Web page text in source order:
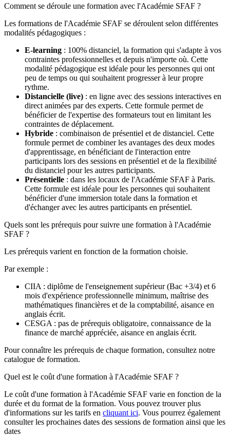
Comment se déroule une formation avec l'Académie SFAF ?
Les formations de l'Académie SFAF se déroulent selon différentes
modalités pédagogiques :
E-learning : 100% distanciel, la formation qui s'adapte à vos
contraintes professionnelles et depuis n'importe où. Cette
modalité pédagogique est idéale pour les personnes qui ont
peu de temps ou qui souhaitent progresser à leur propre
rythme.
Distancielle (live) : en ligne avec des sessions interactives en
direct animées par des experts. Cette formule permet de
bénéficier de l'expertise des formateurs tout en limitant les
contraintes de déplacement.
Hybride : combinaison de présentiel et de distanciel. Cette
formule permet de combiner les avantages des deux modes
d'apprentissage, en bénéficiant de l'interaction entre
participants lors des sessions en présentiel et de la flexibilité
du distanciel pour les autres participants.
Présentielle : dans les locaux de l'Académie SFAF à Paris.
Cette formule est idéale pour les personnes qui souhaitent
bénéficier d'une immersion totale dans la formation et
d'échanger avec les autres participants en présentiel.
Quels sont les prérequis pour suivre une formation à l'Académie
SFAF ?
Les prérequis varient en fonction de la formation choisie.
Par exemple :
CIIA : diplôme de l'enseignement supérieur (Bac +3/4) et 6
mois d'expérience professionnelle minimum, maîtrise des
mathématiques financières et de la comptabilité, aisance en
anglais écrit.
CESGA : pas de prérequis obligatoire, connaissance de la
finance de marché appréciée, aisance en anglais écrit.
Pour connaître les prérequis de chaque formation, consultez notre
catalogue de formation.
Quel est le coût d'une formation à l'Académie SFAF ?
Le coût d'une formation à l'Académie SFAF varie en fonction de la
durée et du format de la formation. Vous pouvez trouver plus
d'informations sur les tarifs en cliquant ici. Vous pourrez également
consulter les prochaines dates des sessions de formation ainsi que les
dates